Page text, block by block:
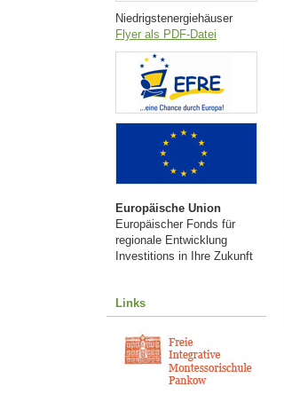
Niedrigstenergiehäuser
Flyer als PDF-Datei
Europäische Union
Europäischer Fonds für
regionale Entwicklung
Investitions in Ihre Zukunft
Links